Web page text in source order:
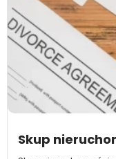
Skup